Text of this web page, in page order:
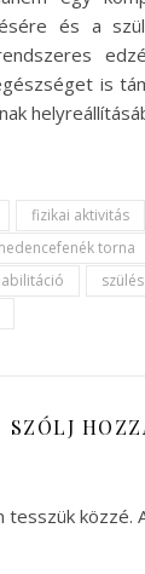
és a
is
fizikai aktivitás
torna
SZÓLJ
tesszük közzé.